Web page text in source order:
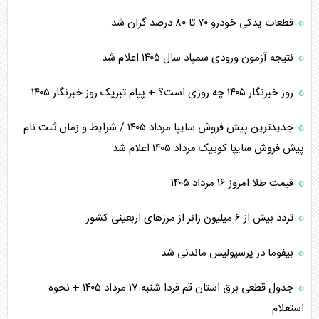
قطعات یدکی خودرو ۷۰ تا ۸۰ درصد گران شد
نتیجه آزمون ورودی سمپاد سال ۱۴۰۵ اعلام شد
روز خبرنگار ۱۴۰۵ چه روزی است؟ + پیام تبریک روز خبرنگار ۱۴۰۵
جدیدترین پیش فروش سایپا مرداد ۱۴۰۵ / شرایط و زمان ثبت نام
پیش فروش سایپا کوییک مرداد ۱۴۰۵ اعلام شد
قیمت طلا امروز ۱۶ مرداد ۱۴۰۵
تردد بیش از ۶ میلیون زائر از مرزهای اربعینی کشور
بیفوما در پرسپولیس ماندنی شد
جدول قطعی برق استان قم فردا شنبه ۱۷ مرداد ۱۴۰۵ + نحوه
استعلام